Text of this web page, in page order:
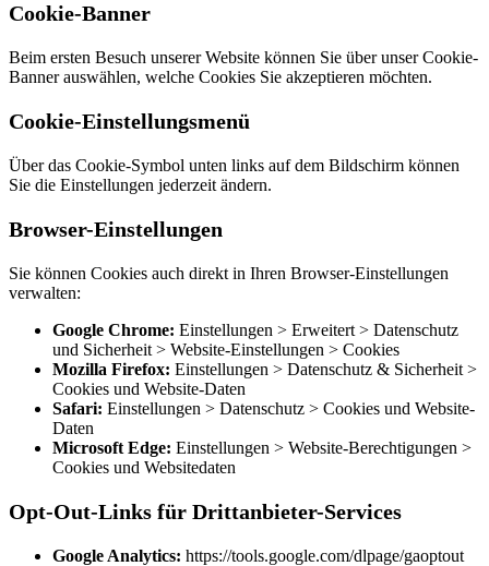
Cookie-Banner
Beim ersten Besuch unserer Website können Sie über unser Cookie-
Banner auswählen, welche Cookies Sie akzeptieren möchten.
Cookie-Einstellungsmenü
Über das Cookie-Symbol unten links auf dem Bildschirm können
Sie die Einstellungen jederzeit ändern.
Browser-Einstellungen
Sie können Cookies auch direkt in Ihren Browser-Einstellungen
verwalten:
Google Chrome: Einstellungen > Erweitert > Datenschutz
und Sicherheit > Website-Einstellungen > Cookies
Mozilla Firefox: Einstellungen > Datenschutz & Sicherheit >
Cookies und Website-Daten
Safari: Einstellungen > Datenschutz > Cookies und Website-
Daten
Microsoft Edge: Einstellungen > Website-Berechtigungen >
Cookies und Websitedaten
Opt-Out-Links für Drittanbieter-Services
Google Analytics: https://tools.google.com/dlpage/gaoptout